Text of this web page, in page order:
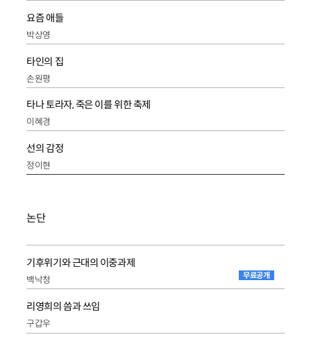
요즘 애들
박상영
타인의 집
손원평
타나 토라자, 죽은 이를 위한 축제
이혜경
선의 감정
정이현
논단
기후위기와 근대의 이중과제
백낙청 무료공개
리영희의 씀과 쓰임
구갑우